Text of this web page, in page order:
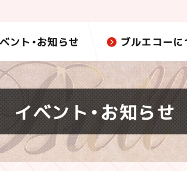
ント・お知らせ ブルエコーに
イベント・お知らせ